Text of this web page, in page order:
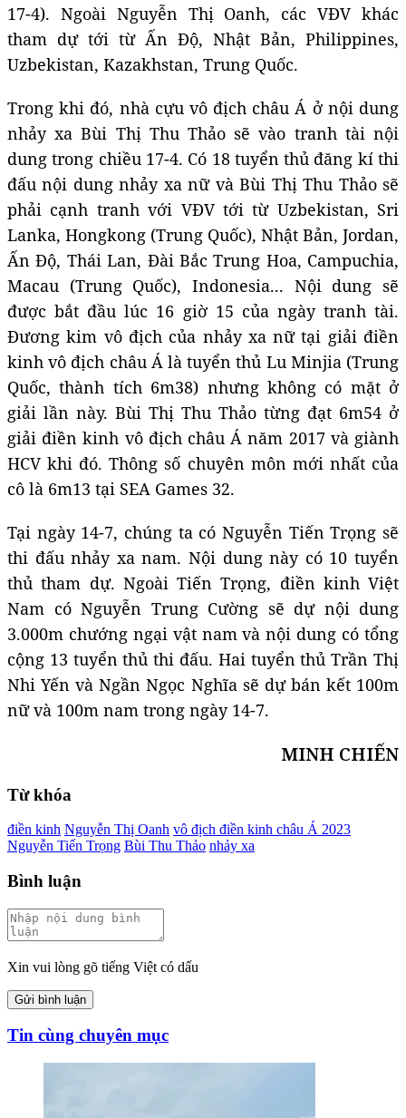
17-4). Ngoài Nguyễn Thị Oanh, các VĐV khác
tham dự tới từ Ấn Độ, Nhật Bản, Philippines,
Uzbekistan, Kazakhstan, Trung Quốc.
Trong khi đó, nhà cựu vô địch châu Á ở nội dung
nhảy xa Bùi Thị Thu Thảo sẽ vào tranh tài nội
dung trong chiều 17-4. Có 18 tuyển thủ đăng kí thi
đấu nội dung nhảy xa nữ và Bùi Thị Thu Thảo sẽ
phải cạnh tranh với VĐV tới từ Uzbekistan, Sri
Lanka, Hongkong (Trung Quốc), Nhật Bản, Jordan,
Ấn Độ, Thái Lan, Đài Bắc Trung Hoa, Campuchia,
Macau (Trung Quốc), Indonesia... Nội dung sẽ
được bắt đầu lúc 16 giờ 15 của ngày tranh tài.
Đương kim vô địch của nhảy xa nữ tại giải điền
kinh vô địch châu Á là tuyển thủ Lu Minjia (Trung
Quốc, thành tích 6m38) nhưng không có mặt ở
giải lần này. Bùi Thị Thu Thảo từng đạt 6m54 ở
giải điền kinh vô địch châu Á năm 2017 và giành
HCV khi đó. Thông số chuyên môn mới nhất của
cô là 6m13 tại SEA Games 32.
Tại ngày 14-7, chúng ta có Nguyễn Tiến Trọng sẽ
thi đấu nhảy xa nam. Nội dung này có 10 tuyển
thủ tham dự. Ngoài Tiến Trọng, điền kinh Việt
Nam có Nguyễn Trung Cường sẽ dự nội dung
3.000m chướng ngại vật nam và nội dung có tổng
cộng 13 tuyển thủ thi đấu. Hai tuyển thủ Trần Thị
Nhi Yến và Ngần Ngọc Nghĩa sẽ dự bán kết 100m
nữ và 100m nam trong ngày 14-7.
MINH CHIẾN
Từ khóa
điền kinh Nguyễn Thị Oanh vô địch điền kinh châu Á 2023
Nguyễn Tiến Trọng Bùi Thu Thảo nhảy xa
Bình luận
Xin vui lòng gõ tiếng Việt có dấu
Gửi bình luận
Tin cùng chuyên mục